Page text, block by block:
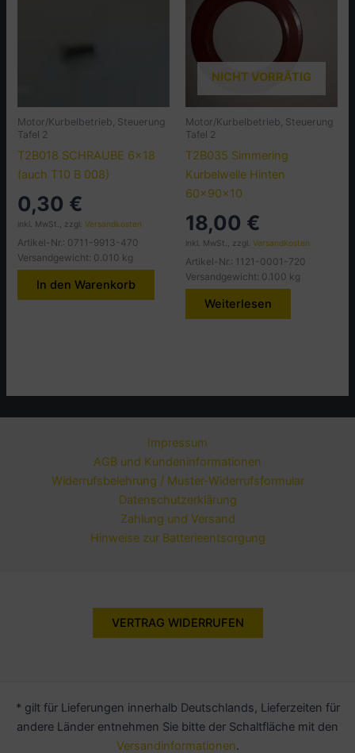
Motor/Kurbelbetrieb, Steuerung
Tafel 2
T2B018 SCHRAUBE 6×18
(auch T10 B 008)
0,30 €
inkl. MwSt., zzgl.Versandkosten
Artikel-Nr.: 0711-9913-470
Versandgewicht: 0.010 kg
In den Warenkorb
NICHT VORRÄTIG
Motor/Kurbelbetrieb, Steuerung
Tafel 2
T2B035 Simmering
Kurbelwelle Hinten
60x90x10
18,00 €
inkl. MwSt., zzgl. Versandkosten
Artikel-Nr.: 1121-0001-720
Versandgewicht: 0.100 kg
Weiterlesen
Impressum
AGB und Kundeninformationen
Widerrufsbelehrung / Muster-Widerrufsformular
Datenschutzerklärung
Zahlung und Versand
Hinweise zur Batterieentsorgung
VERTRAG WIDERRUFEN
* gilt für Lieferungen innerhalb Deutschlands, Lieferzeiten für
andere Länder entnehmen Sie bitte der Schaltfläche mit den
Versandinformationen.